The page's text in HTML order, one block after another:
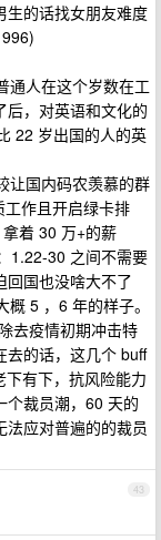
生的话找女朋友难度
通人在这个岁数在工
后，对英语和文化的
22 岁出国的人的英
让国内码农羡慕的群
作且开启绿卡排
着 30 万+的薪
1.22-30 之间不需要
回国也没啥大不了
5 ，6 年的样子。
去疫情初期冲击特
去的话，这几个 buff
有下，抗风险能力
个裁员潮，60 天的
应对普遍的的裁员
43